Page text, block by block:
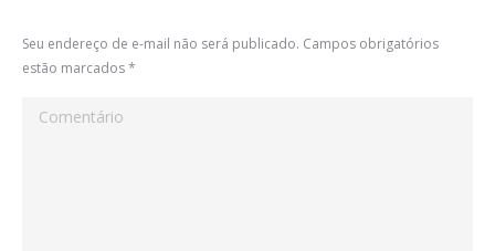
Seu endereço de e-mail não será publicado. Campos obrigatórios
estão marcados*
Comentário